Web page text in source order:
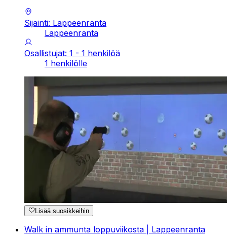
Sijainti: Lappeenranta
Lappeenranta
Osallistujat: 1 - 1 henkilöä
1 henkilölle
Lisää suosikkeihin
Walk in ammunta loppuviikosta | Lappeenranta